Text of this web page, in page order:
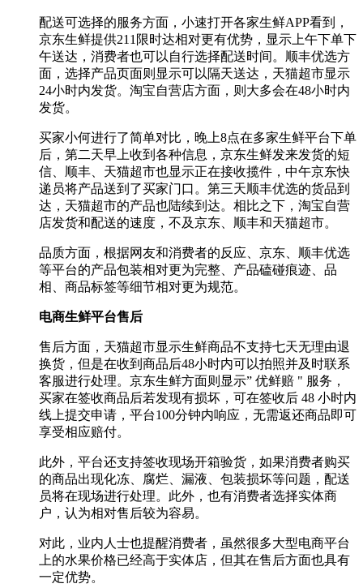
配送可选择的服务方面，小速打开各家生鲜APP看到，
京东生鲜提供211限时达相对更有优势，显示上午下单下
午送达，消费者也可以自行选择配送时间。顺丰优选方
面，选择产品页面则显示可以隔天送达，天猫超市显示
24小时内发货。淘宝自营店方面，则大多会在48小时内
发货。
买家小何进行了简单对比，晚上8点在多家生鲜平台下单
后，第二天早上收到各种信息，京东生鲜发来发货的短
信、顺丰、天猫超市也显示正在接收揽件，中午京东快
递员将产品送到了买家门口。第三天顺丰优选的货品到
达，天猫超市的产品也陆续到达。相比之下，淘宝自营
店发货和配送的速度，不及京东、顺丰和天猫超市。
品质方面，根据网友和消费者的反应、京东、顺丰优选
等平台的产品包装相对更为完整、产品磕碰痕迹、品
相、商品标签等细节相对更为规范。
电商生鲜平台售后
售后方面，天猫超市显示生鲜商品不支持七天无理由退
换货，但是在收到商品后48小时内可以拍照并及时联系
客服进行处理。京东生鲜方面则显示” 优鲜赔 " 服务，
买家在签收商品后若发现有损坏，可在签收后 48 小时内
线上提交申请，平台100分钟内响应，无需返还商品即可
享受相应赔付。
此外，平台还支持签收现场开箱验货，如果消费者购买
的商品出现化冻、腐烂、漏液、包装损坏等问题，配送
员将在现场进行处理。此外，也有消费者选择实体商
户，认为相对售后较为容易。
对此，业内人士也提醒消费者，虽然很多大型电商平台
上的水果价格已经高于实体店，但其在售后方面也具有
一定优势。